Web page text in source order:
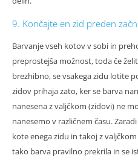
9. Končajte en zid preden
Barvanje vseh kotov v sobi in
preprostejša možnost, toda če
brezhibno, se vsakega zidu lotite
zidov prihaja zato, ker se barva
nanesena z valjčkom (zidovi) ne
nanesemo v različnem času.
kote enega zidu in takoj z
tako barva pravilno prekrila in se